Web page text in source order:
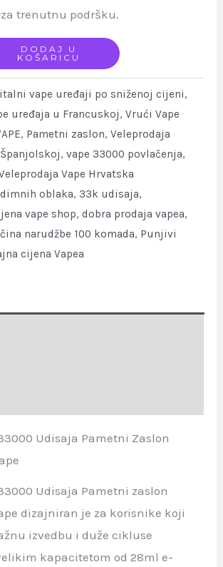
za trenutnu podršku.
DODAJ U
KOŠARICU
vape uređaji po sniženoj cijeni,
uređaja u Francuskoj,Vrući Vape
, Pametni zaslon,Veleprodaja
,vape 33000 povlačenja,
Vape Hrvatska
oblaka, 33k udisaja,
vape shop,dobra prodaja vapea,
narudžbe 100 komada, Punjivi
cijena Vapea
Udisaja Pametni Zaslon
Udisaja Pametni zaslon
dizajniran je za korisnike koji
izvedbu i duže cikluse
kapacitetom od 28ml e-